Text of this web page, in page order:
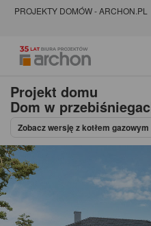
PROJEKTY DOMÓW - ARCHON.PL
Projekt domu
Dom w
Zobacz wersję z kotłem gazowym